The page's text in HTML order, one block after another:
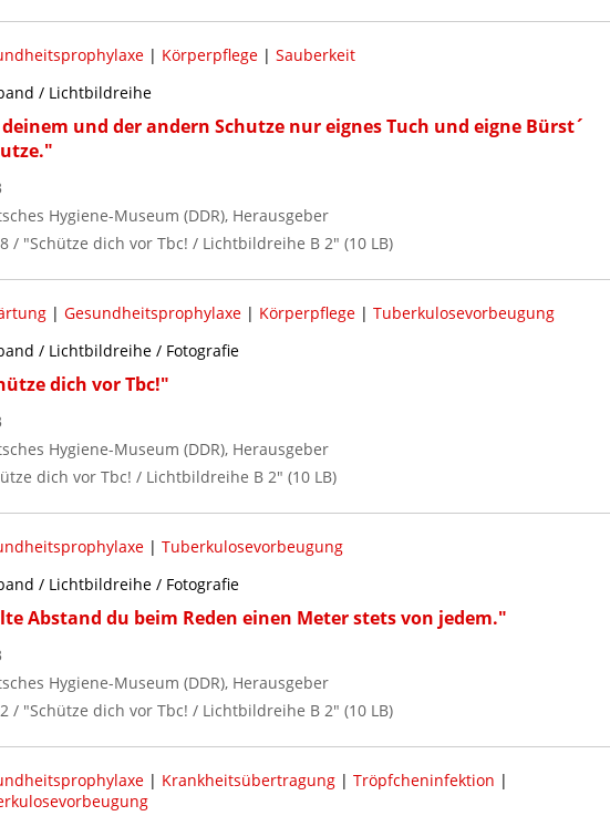
| Körperpflege| Sauberkeit
/ Lichtbildreihe
und der andern Schutze nur eignes Tuch und eigne Bürst´
Hygiene-Museum (DDR), Herausgeber
/ "Schütze dich vor Tbc! / Lichtbildreihe B 2" (10 LB)
| Gesundheitsprophylaxe| Körperpflege| Tuberkulosevorbeugung
/ Lichtbildreihe / Fotografie
dich vor Tbc!"
Hygiene-Museum (DDR), Herausgeber
dich vor Tbc! / Lichtbildreihe B 2" (10 LB)
| Tuberkulosevorbeugung
/ Lichtbildreihe / Fotografie
Abstand du beim Reden einen Meter stets von jedem."
Hygiene-Museum (DDR), Herausgeber
/ "Schütze dich vor Tbc! / Lichtbildreihe B 2" (10 LB)
| Krankheitsübertragung| Tröpfcheninfektion |